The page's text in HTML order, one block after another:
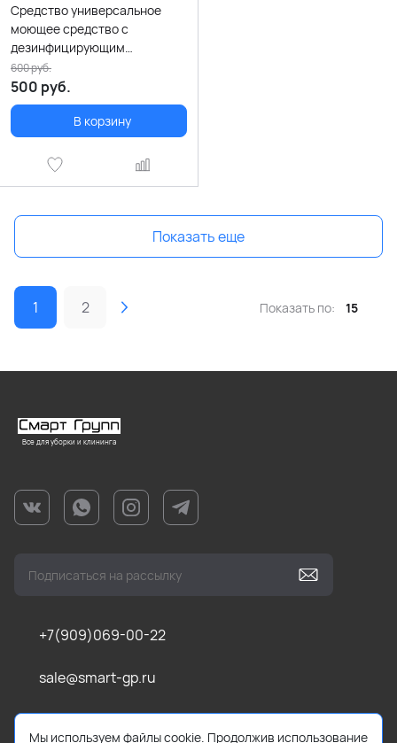
Cредство универсальное
моющее средство с
дезинфицирующим
эффектом LACOM 5000 мл
500 руб.
600руб.
В корзину
Показать еще
1 2 Показать по: 15
Все для уборки и клининга
+7(909)069-00-22
sale@smart-gp.ru
г. Челябинск, ул Каслинская, д. 1, оф. 201 (1 этаж)
Мы используем файлы cookie. Продолжив использование